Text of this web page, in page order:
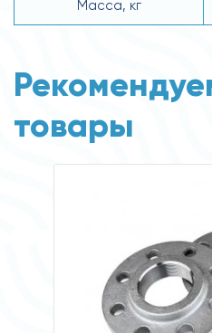
Масса, кг
товары